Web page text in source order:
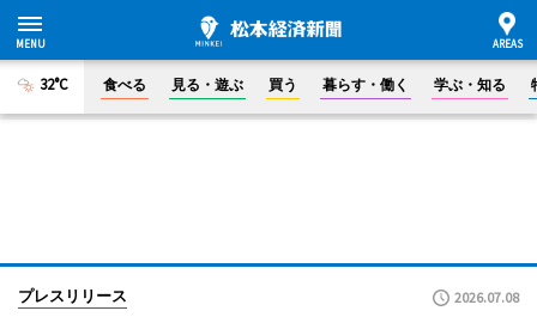
32°C 食べる 見る・遊ぶ 買う 暮らす・働く 学ぶ・知る
プレスリリース 2026.07.08